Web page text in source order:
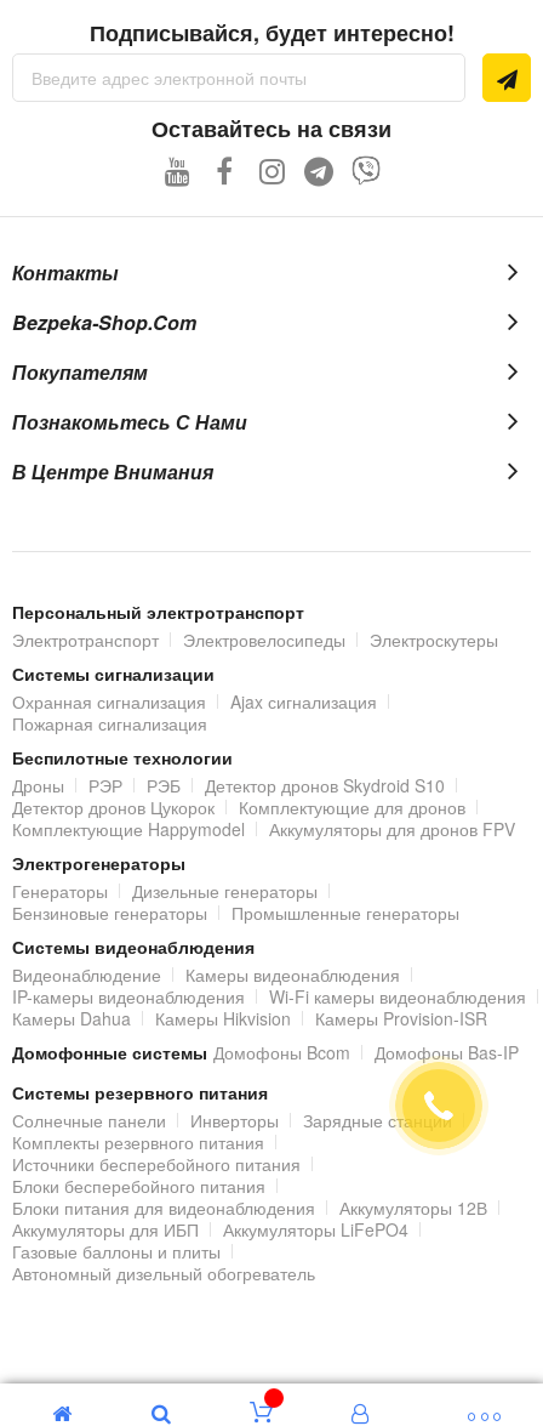
Подписывайся, будет интересно!
Sign
for
Оставайтесь на связи
Контакты
Bezpeka-Shop.com
Покупателям
Познакомьтесь С Нами
В Центре Внимания
Персональный электротранспорт
Электротранспорт
Электровелосипеды
Электроскутеры
Системы сигнализации
Охранная сигнализация
Ajax сигнализация
Пожарная сигнализация
Беспилотные технологии
Дроны
РЭР РЭБ
Детектор дронов Skydroid S10
Детектор дронов Цукорок
Комплектующие для дронов
Комплектующие Happymodel
Аккумуляторы для дронов FPV
Электрогенераторы
Генераторы
Дизельные генераторы
Бензиновые генераторы
Промышленные генераторы
Системы видеонаблюдения
Видеонаблюдение
Камеры видеонаблюдения
IP-камеры видеонаблюдения
Wi-Fi камеры видеонаблюдения
Камеры Dahua
Камеры Hikvision
Камеры Provision-ISR
Домофонные системы Домофоны Bcom
Домофоны Bas-IP
Системы резервного питания
Солнечные панели
Инверторы
Зарядные станции
Комплекты резервного питания
Источники бесперебойного питания
Блоки бесперебойного питания
Блоки питания для видеонаблюдения
Аккумуляторы 12В
Аккумуляторы для ИБП
Аккумуляторы LiFePO4
Газовые баллоны и плиты
Автономный дизельный обогреватель